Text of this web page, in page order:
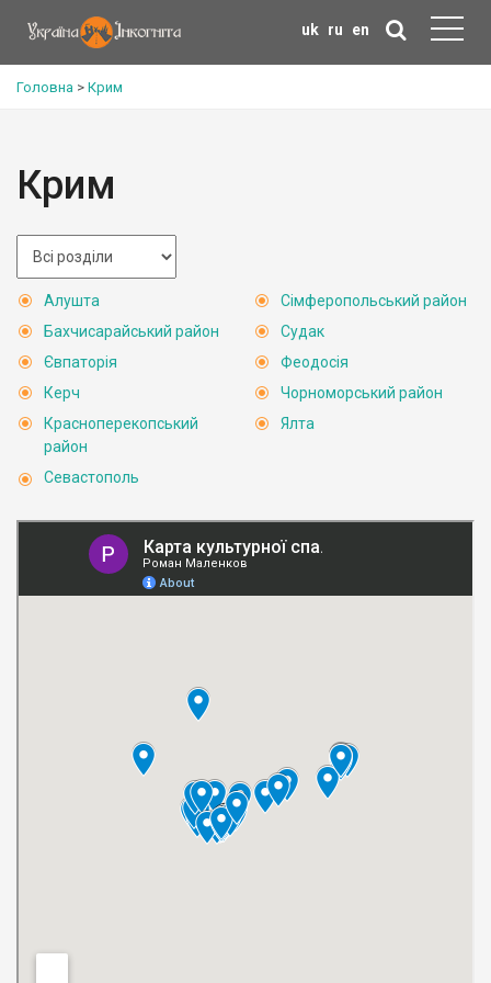
uk ru en
Головна > Крим
Крим
Алушта
Бахчисарайський район
Євпаторія
Керч
Красноперекопський
район
Севастополь
Сімферопольський район
Судак
Феодосія
Чорноморський район
Ялта